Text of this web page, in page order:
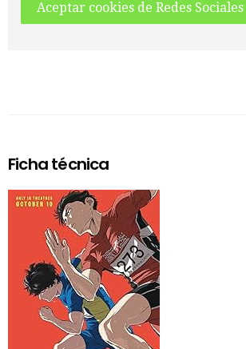
Aceptar cookies de Redes Sociales
Ficha técnica